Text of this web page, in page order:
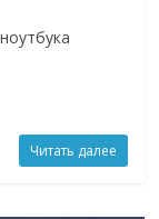
Читать далее